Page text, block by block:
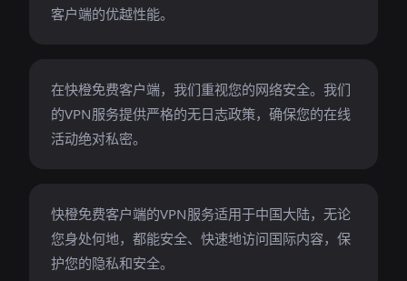
客户端的优越性能。
在快橙免费客户端，我们重视您的网络安全。我们
的VPN服务提供严格的无日志政策，确保您的在线
活动绝对私密。
快橙免费客户端的VPN服务适用于中国大陆，无论
您身处何地，都能安全、快速地访问国际内容，保
护您的隐私和安全。